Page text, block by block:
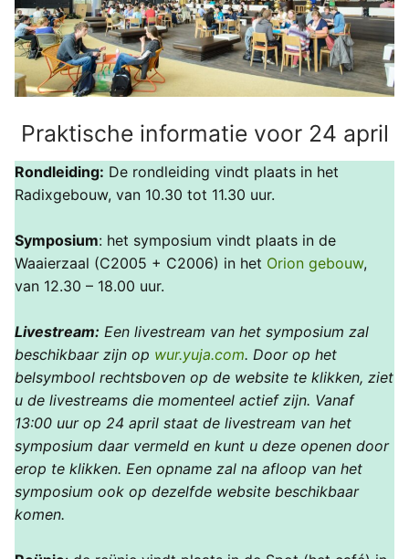
Praktische informatie voor 24 april
Rondleiding: De rondleiding vindt plaats in het
Radixgebouw, van 10.30 tot 11.30 uur.
Symposium: het symposium vindt plaats in de
Waaierzaal (C2005 + C2006) in het Orion gebouw,
van 12.30 – 18.00 uur.
Livestream: Een livestream van het symposium zal
beschikbaar zijn op wur.yuja.com. Door op het
belsymbool rechtsboven op de website te klikken, ziet
u de livestreams die momenteel actief zijn. Vanaf
13:00 uur op 24 april staat de livestream van het
symposium daar vermeld en kunt u deze openen door
erop te klikken. Een opname zal na afloop van het
symposium ook op dezelfde website beschikbaar
komen.